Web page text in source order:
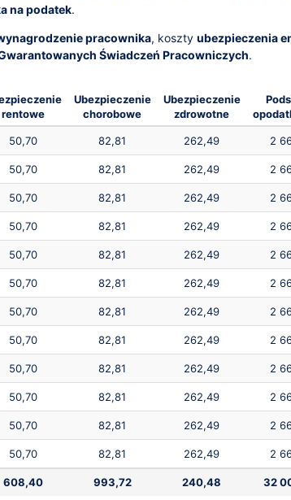
na podatek.
pracownika, koszty ubezpieczenia
Świadczeń Pracowniczych.
rentowe
Ubezpieczenie
chorobowe
Ubezpieczenie
zdrowotne
50,70 82,81 262,49 2
50,70 82,81 262,49 2
50,70 82,81 262,49 2
50,70 82,81 262,49 2
50,70 82,81 262,49 2
50,70 82,81 262,49 2
50,70 82,81 262,49 2
50,70 82,81 262,49 2
50,70 82,81 262,49 2
50,70 82,81 262,49 2
50,70 82,81 262,49 2
50,70 82,81 262,49 2
608,40 993,72 240,48 32